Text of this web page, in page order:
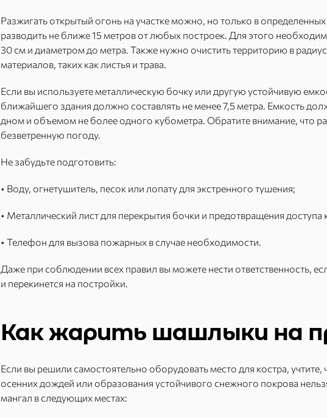
Разжигать открытый огонь на участке можно, но только в определенных
разводить не ближе 15 метров от любых построек. Для этого
30 см и диаметром до метра. Также нужно очистить территорию в
материалов, таких как листья и трава.
Если вы используете металлическую бочку или другую устойчивую
ближайшего здания должно составлять не менее 7,5 метра. Емкость
дном и объемом не более одного кубометра. Обратите внимание, что
безветренную погоду.
Не забудьте подготовить:
• Воду, огнетушитель, песок или лопату для экстренного тушения;
• Металлический лист для перекрытия бочки и предотвращения доступа
• Телефон для вызова пожарных в случае необходимости.
Даже при соблюдении всех правил вы можете нести ответственность,
и перекинется на постройки.
Как жарить шашлыки на
Если вы решили самостоятельно оборудовать место для костра, учтите,
осенних дождей или образования устойчивого снежного покрова
мангал в следующих местах: